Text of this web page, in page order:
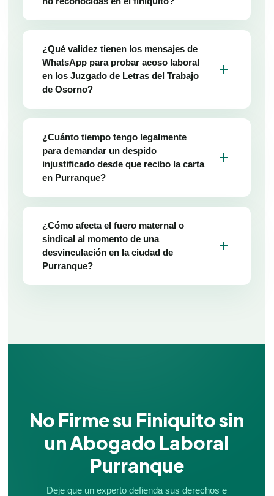
¿Qué validez tienen los mensajes de
WhatsApp para probar acoso laboral
en los Juzgado de Letras del Trabajo
de Osorno?
add
¿Cuánto tiempo tengo legalmente
para demandar un despido
injustificado desde que recibo la carta
en Purranque?
add
¿Cómo afecta el fuero maternal o
sindical al momento de una
desvinculación en la ciudad de
Purranque?
add
No Firme su Finiquito sin
un Abogado Laboral
Purranque
Deje que un experto defienda sus derechos e